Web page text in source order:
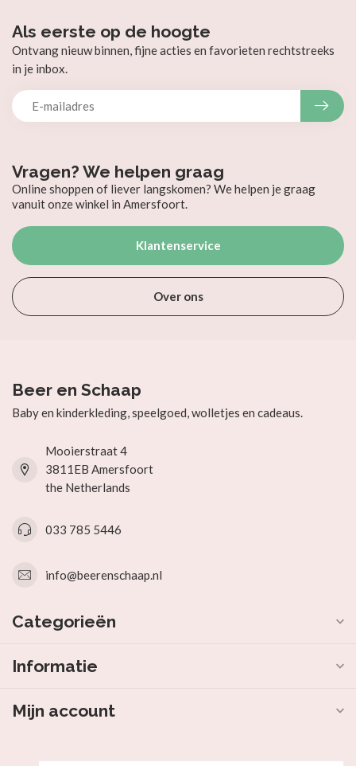
Vragen? We helpen graag
Online shoppen of liever langskomen? We helpen je graag
vanuit onze winkel in Amersfoort.
Klantenservice
Over ons
Als eerste op de hoogte
Ontvang nieuw binnen, fijne acties en favorieten rechtstreeks
in je inbox.
Beer en Schaap
Baby en kinderkleding, speelgoed, wolletjes en cadeaus.
Mooierstraat 4
3811EB Amersfoort
the Netherlands
033 785 5446
info@beerenschaap.nl
Categorieën
Informatie
Mijn account